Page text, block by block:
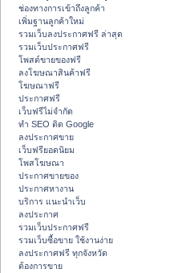
ช่องทางการเข้าถึงลูกค้า
เพิ่มฐานลูกค้าใหม่
รวมเว็บลงประกาศฟรี ล่าสุด
รวมเว็บประกาศฟรี
โพสต์ขายของฟรี
ลงโฆษณาสินค้าฟรี
โฆษณาฟรี
ประกาศฟรี
เว็บฟรีไม่จำกัด
ทำ SEO ติด Google
ลงประกาศขาย
เว็บฟรียอดนิยม
โพสโฆษณา
ประกาศขายของ
ประกาศหางาน
บริการ แนะนำเว็บ
ลงประกาศ
รวมเว็บประกาศฟรี
รวมเว็บซื้อขาย ใช้งานง่าย
ลงประกาศฟรี ทุกจังหวัด
ต้องการขาย